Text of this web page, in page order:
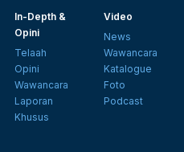
In-Depth &
Opini
Telaah
Opini
Wawancara
Laporan
Khusus
Video
News
Wawancara
Katalogue
Foto
Podcast